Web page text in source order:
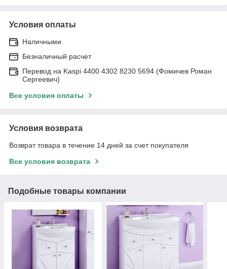
Условия оплаты
Наличными
Безналичный расчет
Перевод на Kaspi 4400 4302 8230 5694 (Фомичев Роман
Сергеевич)
Все условия оплаты
Условия возврата
Возврат товара в течение 14 дней за счет покупателя
Все условия возврата
Подобные товары компании